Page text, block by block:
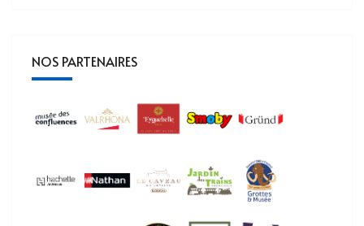
NOS PARTENAIRES